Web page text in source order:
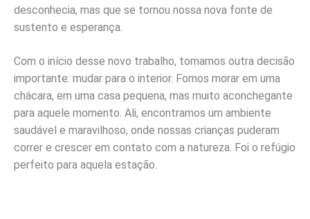
desconhecia, mas que se tornou nossa nova fonte de
sustento e esperança.
Com o início desse novo trabalho, tomamos outra decisão
importante: mudar para o interior. Fomos morar em uma
chácara, em uma casa pequena, mas muito aconchegante
para aquele momento. Ali, encontramos um ambiente
saudável e maravilhoso, onde nossas crianças puderam
correr e crescer em contato com a natureza. Foi o refúgio
perfeito para aquela estação.